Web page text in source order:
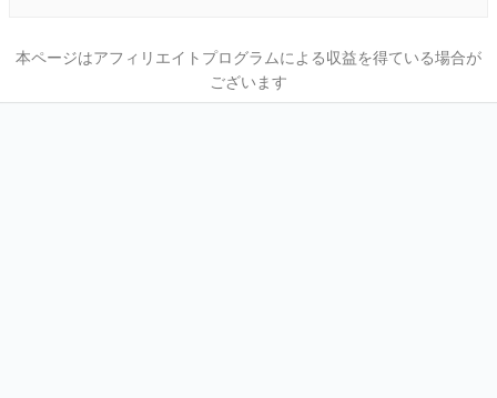
本ページはアフィリエイトプログラムによる収益を得ている場合が
ございます